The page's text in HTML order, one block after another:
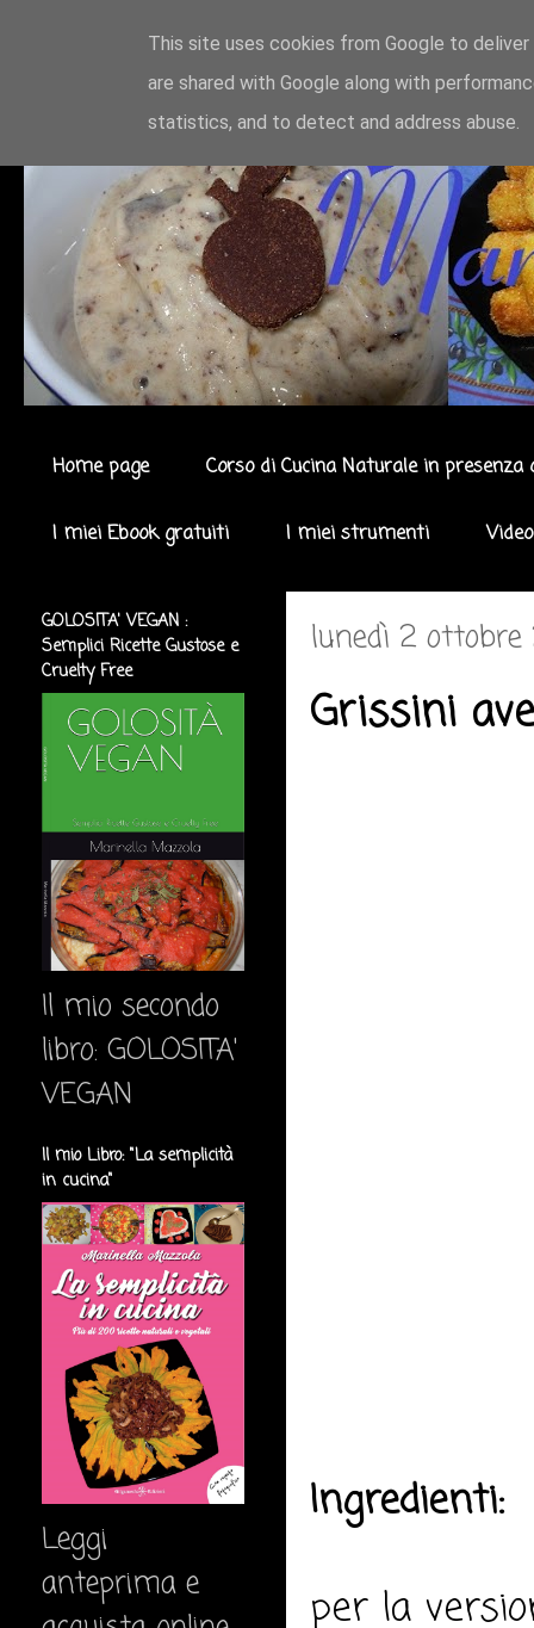
Home page Corso di Cucina Naturale in presenza
I miei Ebook gratuiti I miei strumenti
lunedì 2 ottobre
Grissini
Ingredienti:
per la
GOLOSITA' VEGAN :
Semplici Ricette Gustose e
Cruelty Free
Il mio secondo
libro: GOLOSITA'
VEGAN
Il mio Libro: "La semplicità
in cucina"
Leggi
anteprima e
This site uses cookies from Google to
are shared with Google along with
statistics, and to detect and address abuse.